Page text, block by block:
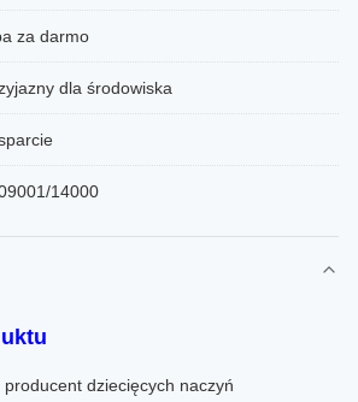
za darmo
dla środowiska
14000
dziecięcych naczyń